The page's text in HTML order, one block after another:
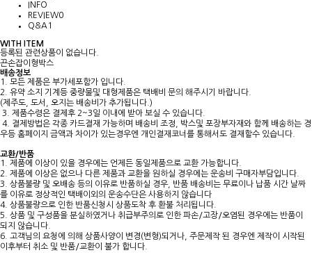
INFO
REVIEW0
Q&A 1
WITH ITEM
등록된 관련상품이 없습니다.
끈손잡이형박스
배송정보
1. 모든 제품은 부가세포함가 입니다.
2. 유약 소지 기계등 중량물및 대형제품은 택배비 문의 해주시기 바랍니다.
(제주도, 도서, 오지는 배송비가 추가됩니다.)
3. 제품수령은 결제후 2~3일 이내에 받아 보실 수 있습니다.
4. 결제방법은 각종 카드결재 가능하며 배송비 조정, 박스및 포장부자재와 함께 배송하는 경
우등 홈페이지 금액과 차이가 있는경우엔 개인결재코너를 통해서도 결재할수 있습니다.
교환/반품
1. 제품에 이상이 있을 경우에는 언제든 동일제품으로 교환 가능합니다.
2. 제품에 이상은 없으나 다른 제품과 교환을 원하실 경우에는 운송비 구매자부담입니다.
3. 상품불량 및 오배송 등의 이유로 반품하실 경우, 반품 배송비는 무료이나 납품 시간 날짜
를 이유로 정상적인 택배이외의 운송수단은 사용하지 않습니다
4. 상품불량으로 인한 반품신청시 상품도착 후 환불 처리됩니다.
5. 상품 및 구성품을 분실하였거나 취급부주의로 인한 파손/고장/오염된 경우에는 반품이
되지 않습니다.
6. 고객님의 요청에 의해 상품사양이 변경(변형)되거나, 주문제작 된 경우엔 제작이 시작된
이후부터 취소 및 반품/교환이 불가 합니다.